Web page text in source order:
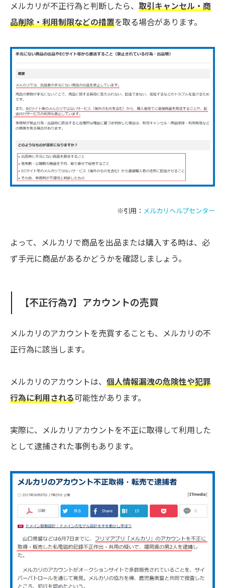
メルカリが不正行為と判断したら、 取引キャンセル・商
品削除・利用制限などの措置を取る場合があります。
※引用： メルカリヘルプセンター
よって、メルカリで商品を出品または購入する時は、必
ず手元に商品があるかどうかを確認しましょう。
【不正行為7】アカウントの売買
メルカリのアカウントを売買することも、メルカリの不
正行為に該当します。
メルカリのアカウントは、 個人情報漏洩の危険性や犯罪
行為に利用される可能性があります。
実際に、メルカリアカウントを不正に取得して利用した
として逮捕された事例もあります。